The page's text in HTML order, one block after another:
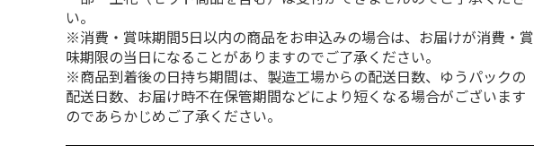
い。
※消費・賞味期間5日以内の商品をお申込みの場合は、お届けが消費・賞
味期限の当日になることがありますのでご了承ください。
※商品到着後の日持ち期間は、製造工場からの配送日数、ゆうパックの
配送日数、お届け時不在保管期間などにより短くなる場合がございます
のであらかじめご了承ください。